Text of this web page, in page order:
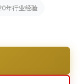
年行业经验